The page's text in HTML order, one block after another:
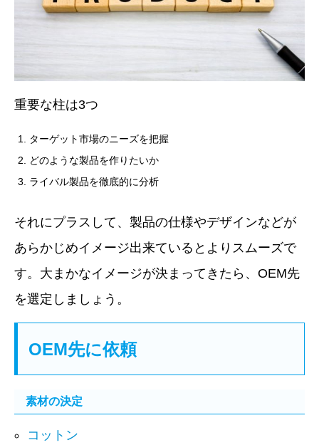
重要な柱は3つ
ターゲット市場のニーズを把握
どのような製品を作りたいか
ライバル製品を徹底的に分析
それにプラスして、製品の仕様やデザインなどが
あらかじめイメージ出来ているとよりスムーズで
す。大まかなイメージが決まってきたら、 OEM先
を選定しましょう。
OEM先に依頼
素材の決定
コットン